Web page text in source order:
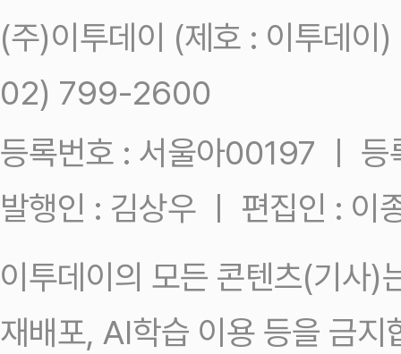
(주)이투데이 (제호 : 이투데
02) 799-2600
등록번호 : 서울아00197 ㅣ
발행인 : 김상우 ㅣ 편집인 : 이
이투데이의 모든 콘텐츠(기사)
재배포, AI학습 이용 등을 금지